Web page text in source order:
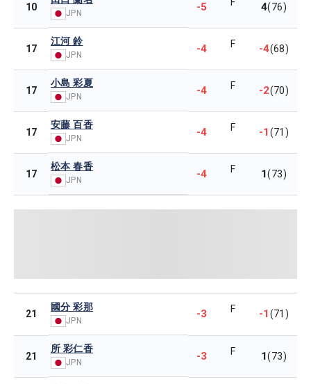
10
JPN -5 F 4(76)
17
江河 鈴
JPN -4 F -4(68)
17
小島 彩夏
JPN -4 F -2(70)
17
安藤 百香
JPN -4 F -1(71)
17
松本 春香
JPN -4 F 1(73)
21
國分 彩那
JPN
-3 F -1(71)
21
所 彩仁香
JPN -3 F 1(73)